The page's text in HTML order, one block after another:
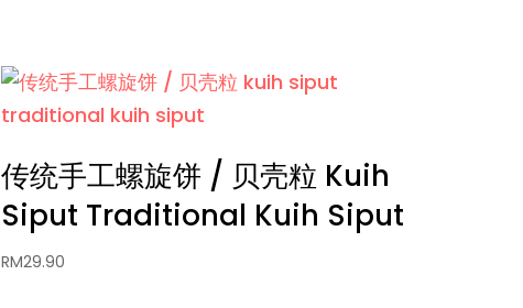
传统手工螺旋饼 / 贝壳粒 Kuih
Siput Traditional Kuih Siput
RM29.90